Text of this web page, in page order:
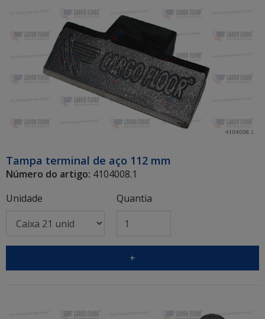
Tampa terminal de aço 112 mm
Número do artigo: 4104008.1
Unidade
Quantia
+